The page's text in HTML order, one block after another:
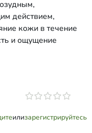
действием,
кожи в течение
и ощущение
илизарегистрируйтесь